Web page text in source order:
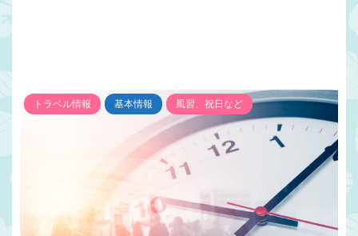
トラベル情報 基本情報 風習、祝日など